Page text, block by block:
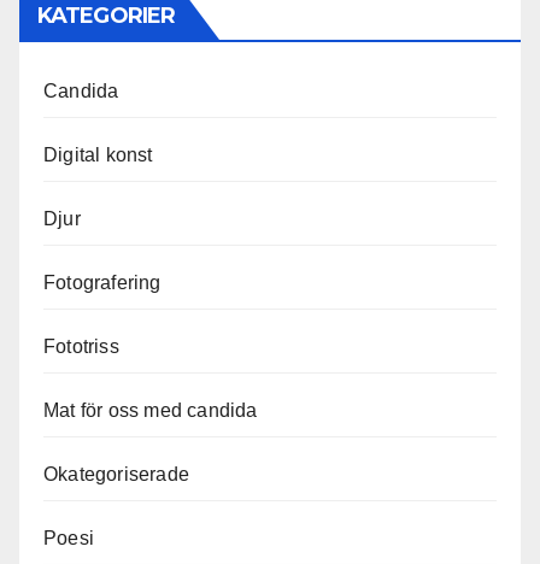
KATEGORIER
Candida
Digital konst
Djur
Fotografering
Fototriss
Mat för oss med candida
Okategoriserade
Poesi